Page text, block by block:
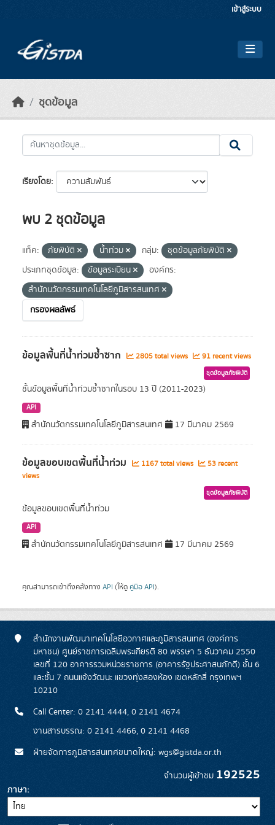
เข้าสู่ระบบ
ชุดข้อมูล
เรียงโดย
พบ 2 ชุดข้อมูล
แท็ค: ภัยพิบัติ น้ำท่วม กลุ่ม:
ชุดข้อมูลภัยพิบัติ
ประเภทชุดข้อมูล:
ข้อมูลระเบียน
องค์กร:
สำนักนวัตกรรมเทคโนโลยีภูมิสารสนเทศ
กรองผลลัพธ์
ข้อมูลพื้นที่น้ำท่วมซ้ำซาก 2805 total views 91 recent views
ชุดข้อมูลภัยพิบัติ
ชั้นข้อมูลพื้นที่น้ำท่วมซ้ำซากในรอบ 13 ปี (2011-2023)
API
สำนักนวัตกรรมเทคโนโลยีภูมิสารสนเทศ 17 มีนาคม 2569
ข้อมูลขอบเขตพื้นที่น้ำท่วม 1167 total views
53 recent
views
ชุดข้อมูลภัยพิบัติ
ข้อมูลขอบเขตพื้นที่น้ำท่วม
API
สำนักนวัตกรรมเทคโนโลยีภูมิสารสนเทศ 17 มีนาคม 2569
คุณสามารถเข้าถึงคลังทาง API (ให้ดู คู่มือ API).
สำนักงานพัฒนาเทคโนโลยีอวกาศและภูมิสารสนเทศ (องค์การ
มหาชน) ศูนย์ราชการเฉลิมพระเกียรติ 80 พรรษา 5 ธันวาคม 2550
เลขที่ 120 อาคารรวมหน่วยราชการ (อาคารรัฐประศาสนภักดี) ชั้น 6
และชั้น 7 ถนนแจ้งวัฒนะ แขวงทุ่งสองห้อง เขตหลักสี่ กรุงเทพฯ
10210
Call Center: 0 2141 4444, 0 2141 4674
งานสารบรรณ: 0 2141 4466, 0 2141 4468
ฝ่ายจัดการภูมิสารสนเทศขนาดใหญ่: wgs@gistda.or.th
จำนวนผู้เข้าชม 192525
ภาษา